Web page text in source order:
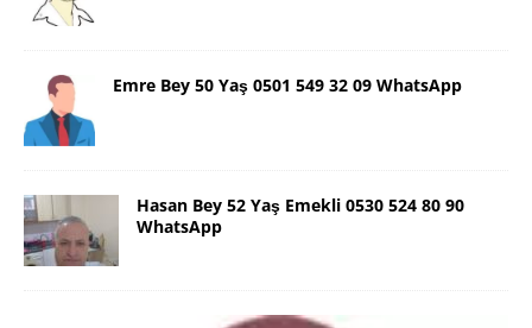
Emre Bey 50 Yaş 0501 549 32 09 WhatsApp
Hasan Bey 52 Yaş Emekli 0530 524 80 90
WhatsApp